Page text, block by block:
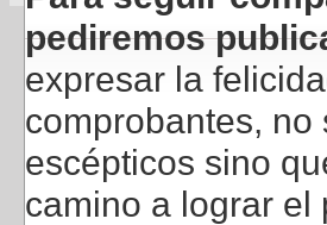
pediremos
expresar la
comprobantes,
escépticos sino
camino a lograr el